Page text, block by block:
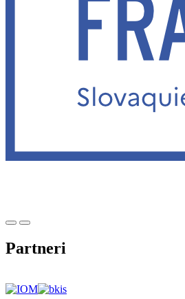
Partneri